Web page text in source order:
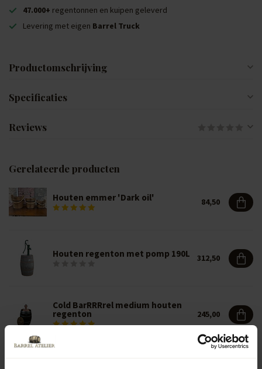
47.000+ regentonnen en kuipen geleverd
Levering met eigen Barrel Truck
Productomschrijving
Specificaties
Reviews
Gerelateerde producten
Houten emmer 'Dark oil' 84,50
Houten regenton met pomp 190L 312,50
Cold BarRRRrel medium houten
regenton 245,00